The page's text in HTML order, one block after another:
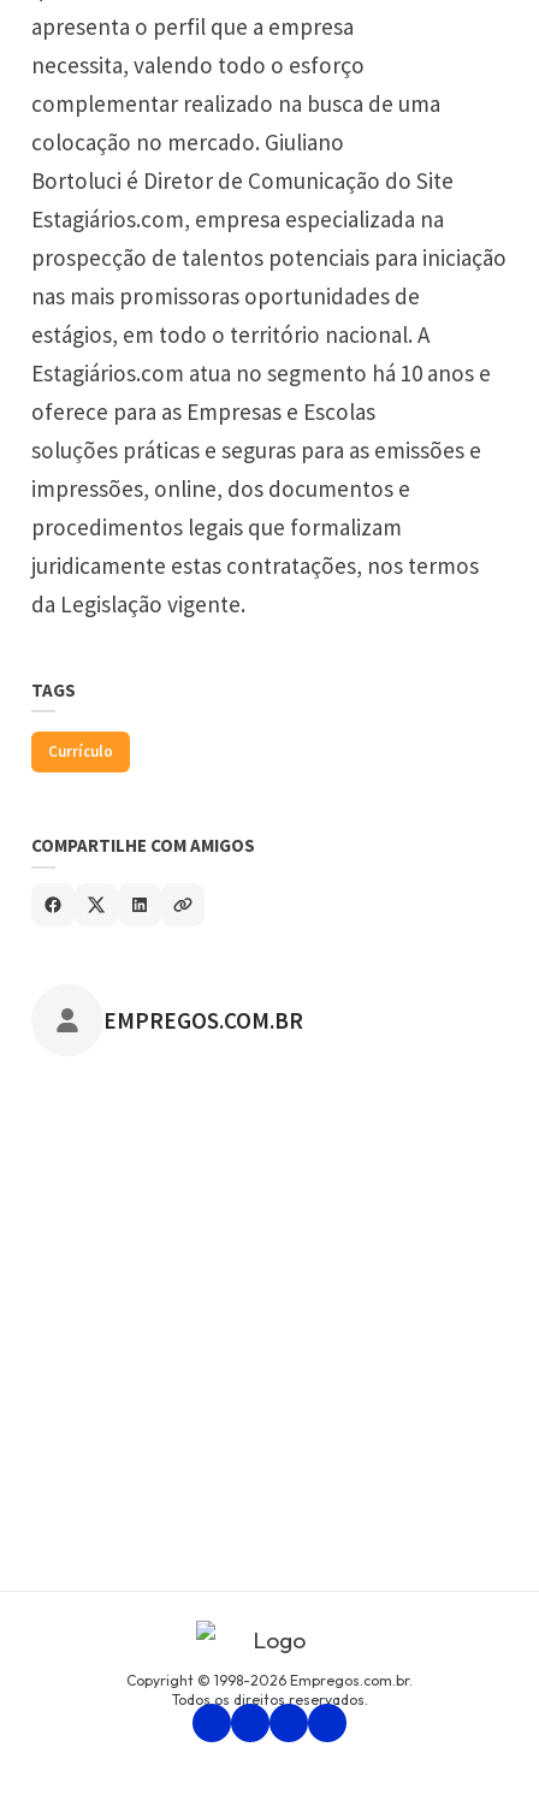
apresenta o perfil que a empresa
necessita, valendo todo o esforço
complementar realizado na busca de uma
colocação no mercado. Giuliano
Bortoluci é Diretor de Comunicação do Site
Estagiários.com, empresa especializada na
prospecção de talentos potenciais para iniciação
nas mais promissoras oportunidades de
estágios, em todo o território nacional. A
Estagiários.com atua no segmento há 10 anos e
oferece para as Empresas e Escolas
soluções práticas e seguras para as emissões e
impressões, online, dos documentos e
procedimentos legais que formalizam
juridicamente estas contratações, nos termos
da Legislação vigente.
TAGS
Currículo
COMPARTILHE COM AMIGOS
POSTADO POR
EMPREGOS.COM.BR
Copyright © 1998-2026 Empregos.com.br.
Todos os direitos reservados.